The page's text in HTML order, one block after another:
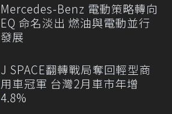
Mercedes-Benz 電動策略轉向
EQ 命名淡出 燃油與電動並行
發展
J SPACE翻轉戰局奪回輕型商
用車冠軍 台灣2月車市年增
4.8%